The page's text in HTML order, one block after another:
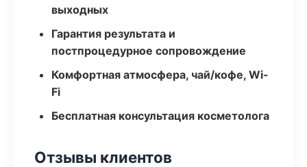
выходных
Гарантия результата и
постпроцедурное сопровождение
Комфортная атмосфера, чай/кофе, Wi-
Fi
Бесплатная консультация косметолога
Отзывы клиентов